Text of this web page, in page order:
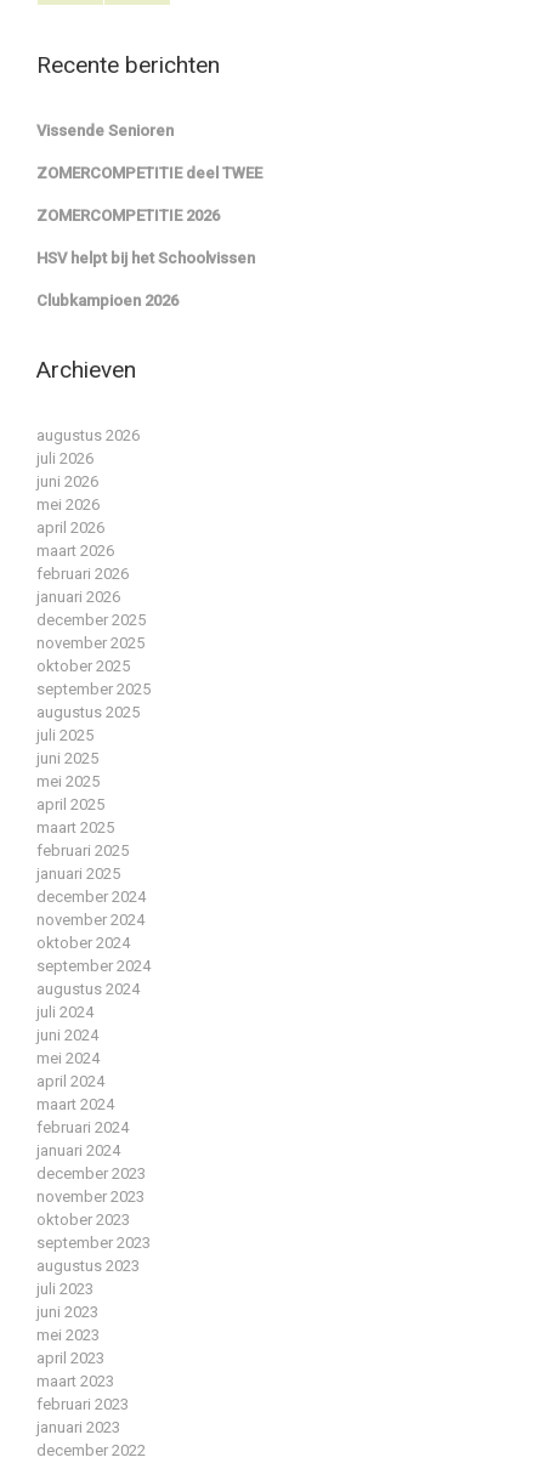
Recente berichten
Vissende Senioren
ZOMERCOMPETITIE deel TWEE
ZOMERCOMPETITIE 2026
HSV helpt bij het Schoolvissen
Clubkampioen 2026
Archieven
augustus 2026
juli 2026
juni 2026
mei 2026
april 2026
maart 2026
februari 2026
januari 2026
december 2025
november 2025
oktober 2025
september 2025
augustus 2025
juli 2025
juni 2025
mei 2025
april 2025
maart 2025
februari 2025
januari 2025
december 2024
november 2024
oktober 2024
september 2024
augustus 2024
juli 2024
juni 2024
mei 2024
april 2024
maart 2024
februari 2024
januari 2024
december 2023
november 2023
oktober 2023
september 2023
augustus 2023
juli 2023
juni 2023
mei 2023
april 2023
maart 2023
februari 2023
januari 2023
december 2022